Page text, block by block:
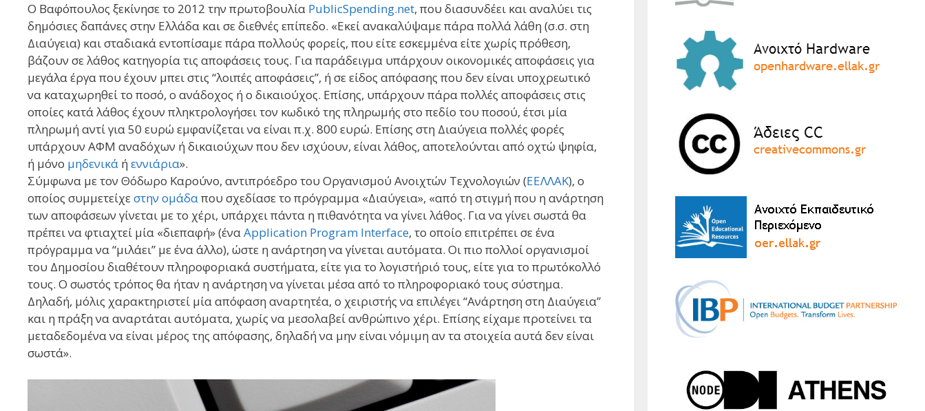
Ο Βαφόπουλος ξεκίνησε το 2012 την πρωτοβουλία PublicSpending.net, που διασυνδέει και αναλύει τις
δημόσιες δαπάνες στην Ελλάδα και σε διεθνές επίπεδο. «Εκεί ανακαλύψαμε πάρα πολλά λάθη (σ.σ. στη
Διαύγεια) και σταδιακά εντοπίσαμε πάρα πολλούς φορείς, που είτε εσκεμμένα είτε χωρίς πρόθεση,
βάζουν σε λάθος κατηγορία τις αποφάσεις τους. Για παράδειγμα υπάρχουν οικονομικές αποφάσεις για
μεγάλα έργα που έχουν μπει στις “λοιπές αποφάσεις”, ή σε είδος απόφασης που δεν είναι υποχρεωτικό
να καταχωρηθεί το ποσό, ο ανάδοχος ή ο δικαιούχος. Επίσης, υπάρχουν πάρα πολλές αποφάσεις στις
οποίες κατά λάθος έχουν πληκτρολογήσει τον κωδικό της πληρωμής στο πεδίο του ποσού, έτσι μία
πληρωμή αντί για 50 ευρώ εμφανίζεται να είναι π.χ. 800 ευρώ. Επίσης στη Διαύγεια πολλές φορές
υπάρχουν ΑΦΜ αναδόχων ή δικαιούχων που δεν ισχύουν, είναι λάθος, αποτελούνται από οχτώ ψηφία,
ή μόνο μηδενικά ή εννιάρια».
Σύμφωνα με τον Θόδωρο Καρούνο, αντιπρόεδρο του Οργανισμού Ανοιχτών Τεχνολογιών (ΕΕΛΛΑΚ), ο
οποίος συμμετείχεστην ομάδαπου σχεδίασε το πρόγραμμα «Διαύγεια», «από τη στιγμή που η ανάρτηση
των αποφάσεων γίνεται με το χέρι, υπάρχει πάντα η πιθανότητα να γίνει λάθος. Για να γίνει σωστά θα
πρέπει να φτιαχτεί μία «διεπαφή» (έναApplication Program Interface, το οποίο επιτρέπει σε ένα
πρόγραμμα να “μιλάει” με ένα άλλο), ώστε η ανάρτηση να γίνεται αυτόματα. Οι πιο πολλοί οργανισμοί
του Δημοσίου διαθέτουν πληροφοριακά συστήματα, είτε για το λογιστήριό τους, είτε για το πρωτόκολλό
τους. Ο σωστός τρόπος θα ήταν η ανάρτηση να γίνεται μέσα από το πληροφοριακό τους σύστημα.
Δηλαδή, μόλις χαρακτηριστεί μία απόφαση αναρτητέα, ο χειριστής να επιλέγει “Ανάρτηση στη Διαύγεια”
και η πράξη να αναρτάται αυτόματα, χωρίς να μεσολαβεί ανθρώπινο χέρι. Επίσης είχαμε προτείνει τα
μεταδεδομένα να είναι μέρος της απόφασης, δηλαδή να μην είναι νόμιμη αν τα στοιχεία αυτά δεν είναι
σωστά».